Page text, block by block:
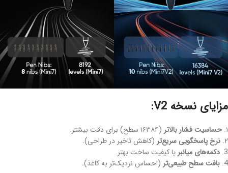
مزایای نسخه V2:
۱. حساسیت فشار بالاتر (۱۶۳۸۴ سطح) برای دقت بیشتر.
۲. نرخ پاسخگویی سریع‌تر (کاهش تاخیر در طراحی).
3. دکمه‌های میانبر یا کیفیت ساخت بهتر.
4. بافت سطح طبیعی‌تر (احساس نزدیک‌تر به کاغذ).